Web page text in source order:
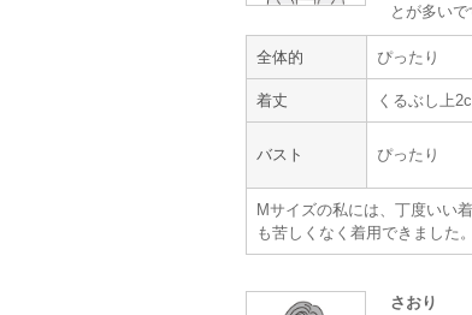
体重 :
試着もしなくて注文してちょっ
りで選んでくれた夫も「よく似
「あまりというか全く次着な
出来てとても手軽で安心して利
また機会があったら利用したいで
とが多いで
全体的 ぴったり
着丈 くるぶし上
バスト ぴったり
Mサイズの私には、丁度いい
も苦しくなく着用できました。
さおり